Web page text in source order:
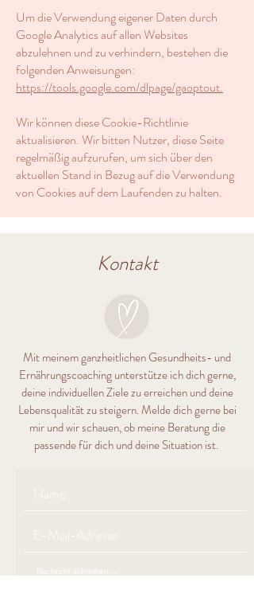
Um die Verwendung eigener Daten durch
Google Analytics auf allen Websites
abzulehnen und zu verhindern, bestehen die
folgenden Anweisungen:
https://tools.google.com/dlpage/gaoptout.
Wir können diese Cookie-Richtlinie
aktualisieren. Wir bitten Nutzer, diese Seite
regelmäßig aufzurufen, um sich über den
aktuellen Stand in Bezug auf die Verwendung
von Cookies auf dem Laufenden zu halten.
Kontakt
Mit meinem ganzheitlichen Gesundheits- und
Ernährungscoaching unterstütze ich dich gerne,
deine individuellen Ziele zu erreichen und deine
Lebensqualität zu steigern. Melde dich gerne bei
mir und wir schauen, ob meine Beratung die
passende für dich und deine Situation ist.